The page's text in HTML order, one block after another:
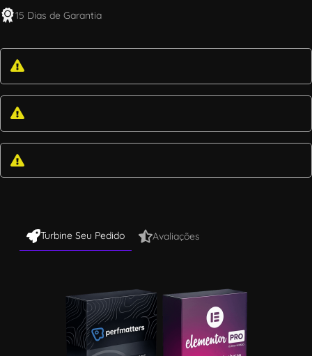
15 Dias de Garantia
Turbine Seu Pedido Avaliações